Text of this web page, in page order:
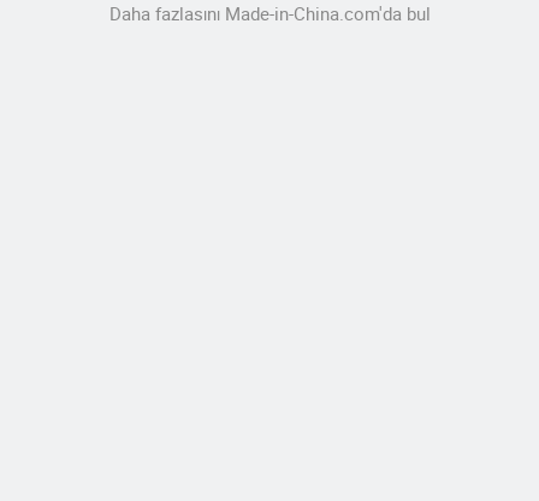
Daha fazlasını Made-in-China.com'da bul